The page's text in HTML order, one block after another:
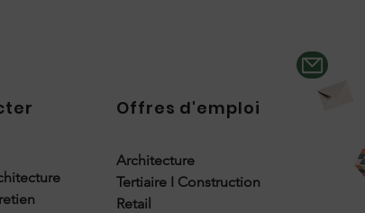
Offres d'emploi
Architecture
Tertiaire I Construction
Retail